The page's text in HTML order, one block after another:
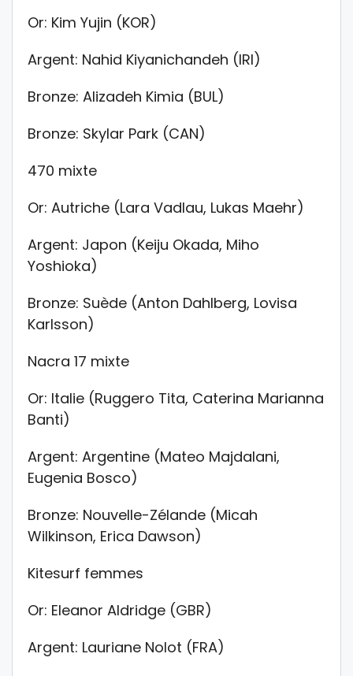
Or: Kim Yujin (KOR)
Argent: Nahid Kiyanichandeh (IRI)
Bronze: Alizadeh Kimia (BUL)
Bronze: Skylar Park (CAN)
470 mixte
Or: Autriche (Lara Vadlau, Lukas Maehr)
Argent: Japon (Keiju Okada, Miho
Yoshioka)
Bronze: Suède (Anton Dahlberg, Lovisa
Karlsson)
Nacra 17 mixte
Or: Italie (Ruggero Tita, Caterina Marianna
Banti)
Argent: Argentine (Mateo Majdalani,
Eugenia Bosco)
Bronze: Nouvelle-Zélande (Micah
Wilkinson, Erica Dawson)
Kitesurf femmes
Or: Eleanor Aldridge (GBR)
Argent: Lauriane Nolot (FRA)